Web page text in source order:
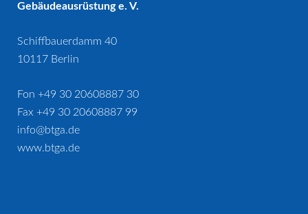
Gebäudeausrüstung e. V.
Schiffbauerdamm 40
10117 Berlin
Fon +49 30 20608887 30
Fax +49 30 20608887 99
info@btga.de
www.btga.de